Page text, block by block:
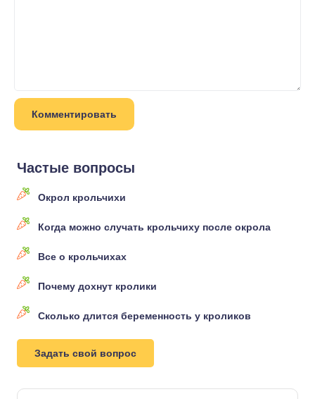
Частые вопросы
Окрол крольчихи
Когда можно случать крольчиху после окрола
Все о крольчихах
Почему дохнут кролики
Сколько длится беременность у кроликов
Задать свой вопрос